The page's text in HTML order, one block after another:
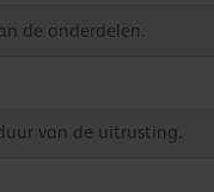
de onderdelen.
van de uitrusting.